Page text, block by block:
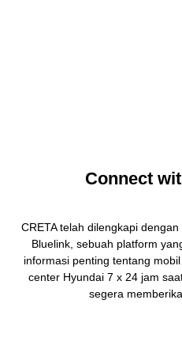
Connect
CRETA telah dilengkapi
Bluelink, sebuah platform
informasi penting tentang
center Hyundai 7 x 24 jam
segera